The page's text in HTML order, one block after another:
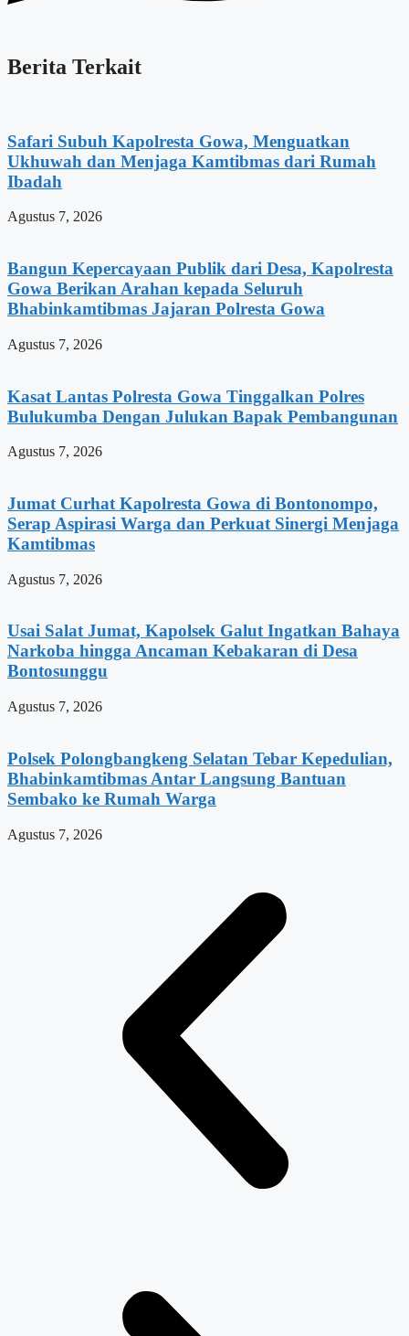
Berita Terkait
Safari Subuh Kapolresta Gowa, Menguatkan
Ukhuwah dan Menjaga Kamtibmas dari Rumah
Ibadah
Agustus 7, 2026
Bangun Kepercayaan Publik dari Desa, Kapolresta
Gowa Berikan Arahan kepada Seluruh
Bhabinkamtibmas Jajaran Polresta Gowa
Agustus 7, 2026
Kasat Lantas Polresta Gowa Tinggalkan Polres
Bulukumba Dengan Julukan Bapak Pembangunan
Agustus 7, 2026
Jumat Curhat Kapolresta Gowa di Bontonompo,
Serap Aspirasi Warga dan Perkuat Sinergi Menjaga
Kamtibmas
Agustus 7, 2026
Usai Salat Jumat, Kapolsek Galut Ingatkan Bahaya
Narkoba hingga Ancaman Kebakaran di Desa
Bontosunggu
Agustus 7, 2026
Polsek Polongbangkeng Selatan Tebar Kepedulian,
Bhabinkamtibmas Antar Langsung Bantuan
Sembako ke Rumah Warga
Agustus 7, 2026